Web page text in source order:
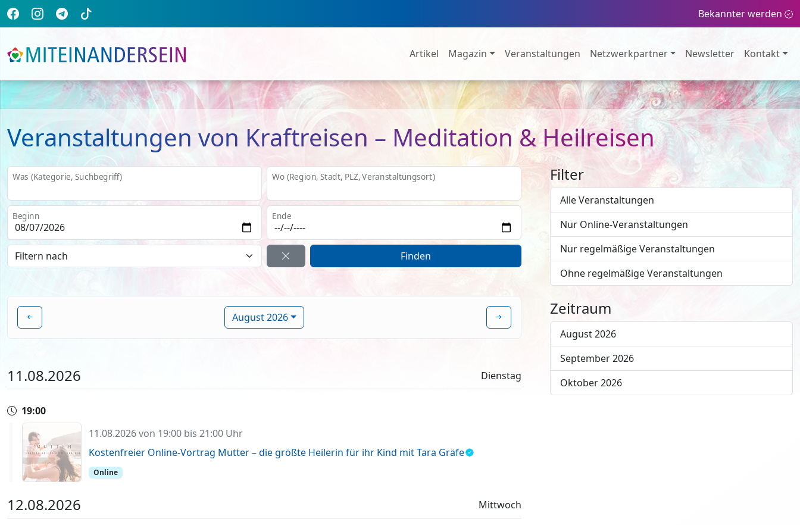
Bekannter werden
Artikel Magazin Veranstaltungen Netzwerkpartner Newsletter Kontakt
Veranstaltungen von Kraftreisen – Meditation & Heilreisen
Was (Kategorie, Suchbegriff) Wo (Region, Stadt, PLZ, Veranstaltungsort)
Beginn Ende
August 2026
11.08.2026 Dienstag
19:00
11.08.2026 von 19:00 bis 21:00 Uhr
Kostenfreier Online-Vortrag Mutter – die größte Heilerin für ihr Kind mit Tara Gräfe
Online
12.08.2026 Mittwoch
Filter
Alle Veranstaltungen
Nur Online-Veranstaltungen
Nur regelmäßige Veranstaltungen
Ohne regelmäßige Veranstaltungen
Zeitraum
August 2026
September 2026
Oktober 2026